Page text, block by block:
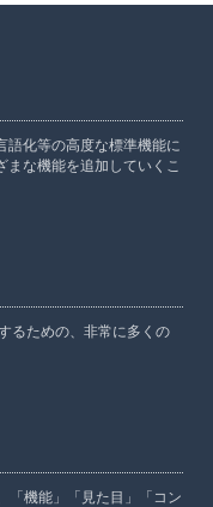
語化等の高度な標準機能に
まな機能を追加していくこ
るための、非常に多くの
「機能」「見た目」「コン